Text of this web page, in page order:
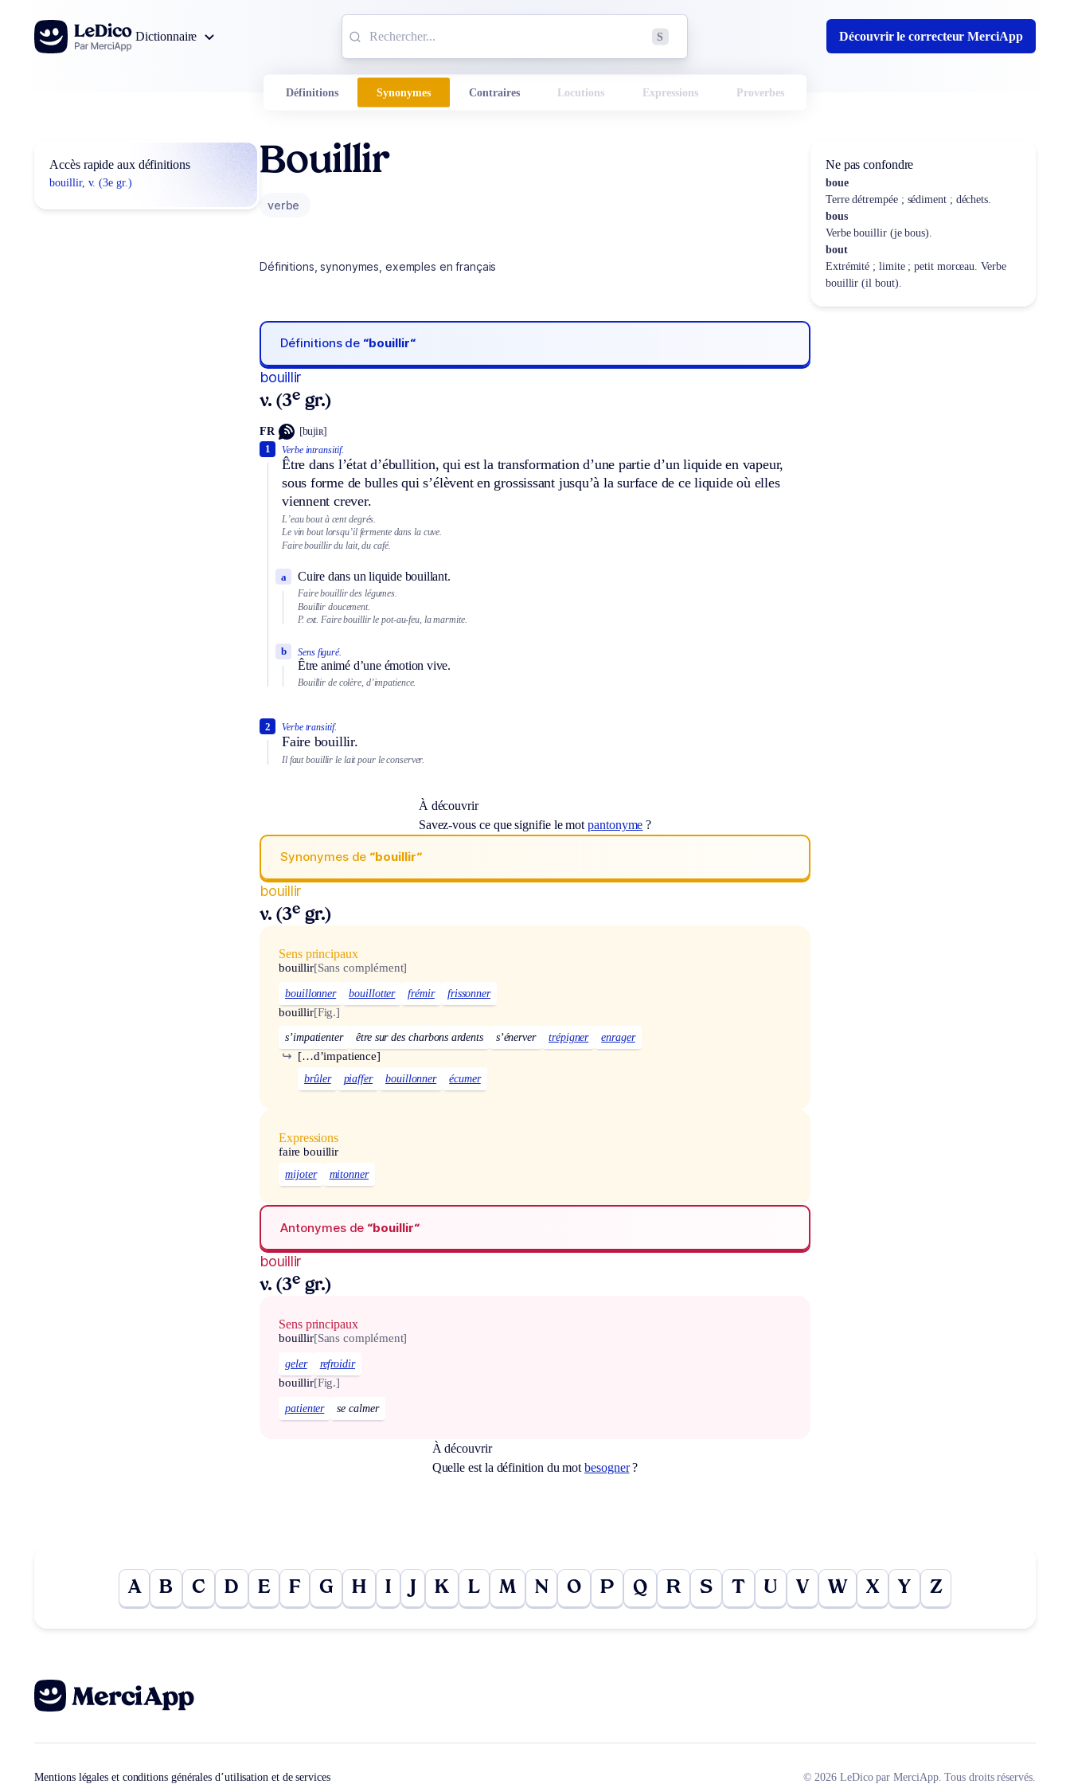
Aller au contenu
Dictionnaire
S Découvrir le correcteur MerciApp
Définitions Synonymes Contraires Locutions Expressions Proverbes
Accès rapide aux définitions
bouillir, v. (3e gr.)
Bouillir
verbe
Définitions, synonymes, exemples en français
Définitions de “bouillir“
bouillir
v. (3e gr.)
FR [bujiʀ]
Verbe intransitif.
Être dans l’état d’ébullition, qui est la transformation d’une partie d’un liquide en vapeur,
sous forme de bulles qui s’élèvent en grossissant jusqu’à la surface de ce liquide où elles
viennent crever.
1
L’eau bout à cent degrés.
Le vin bout lorsqu’il fermente dans la cuve.
Faire bouillir du lait, du café.
Cuire dans un liquide bouillant.
a
Faire bouillir des légumes.
Bouillir doucement.
P. ext. Faire bouillir le pot-au-feu, la marmite.
Sens figuré.
Être animé d’une émotion vive.
b
Bouillir de colère, d’impatience.
Verbe transitif.
Faire bouillir.
2
Il faut bouillir le lait pour le conserver.
À découvrir
Savez-vous ce que signifie le motpantonyme ?
Synonymes de “bouillir“
bouillir
v. (3e gr.)
Sens principaux
bouillir[Sans complément]
bouillonner bouillotter frémir frissonner
bouillir[Fig.]
s’impatienter être sur des charbons ardents s’énerver trépigner enrager
[…d’impatience]
↪
brûler piaffer bouillonner écumer
Expressions
faire bouillir
mijoter mitonner
Antonymes de “bouillir“
bouillir
v. (3e gr.)
Sens principaux
bouillir[Sans complément]
geler refroidir
bouillir[Fig.]
patienter se calmer
À découvrir
Quelle est la définition du motbesogner?
Ne pas confondre
boue
Terre détrempée ; sédiment ; déchets.
bous
Verbe bouillir (je bous).
bout
Extrémité ; limite ; petit morceau. Verbe
bouillir (il bout).
A B C D E F G H I J K L M N O P Q R S T U V W X Y Z
Mentions légales et conditions générales d’utilisation et de services © 2026 LeDico par MerciApp. Tous droits réservés.